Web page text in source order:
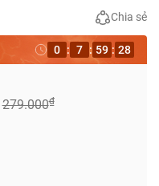
Chia sẻ
0 : 7 : 59 : 28
279.000₫